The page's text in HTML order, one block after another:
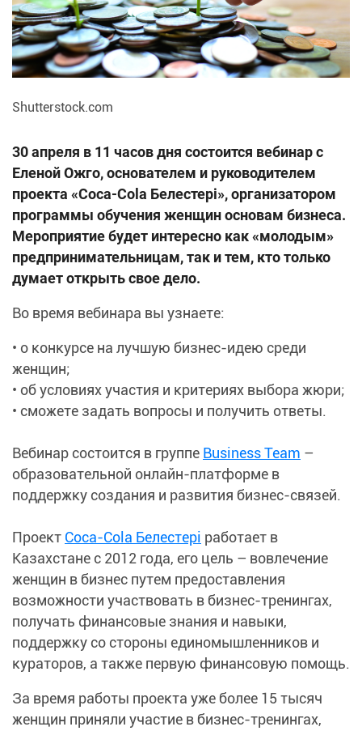
Shutterstock.com
30 апреля в 11 часов дня состоится вебинар с
Еленой Ожго, основателем и руководителем
проекта «Coca-Cola Белестері», организатором
программы обучения женщин основам бизнеса.
Мероприятие будет интересно как «молодым»
предпринимательницам, так и тем, кто только
думает открыть свое дело.
Во время вебинара вы узнаете:
• о конкурсе на лучшую бизнес-идею среди
женщин;
• об условиях участия и критериях выбора жюри;
• сможете задать вопросы и получить ответы.
Вебинар состоится в группе Business Team –
образовательной онлайн-платформе в
поддержку создания и развития бизнес-связей.
Проект Coca-Cola Белестері работает в
Казахстане с 2012 года, его цель – вовлечение
женщин в бизнес путем предоставления
возможности участвовать в бизнес-тренингах,
получать финансовые знания и навыки,
поддержку со стороны единомышленников и
кураторов, а также первую финансовую помощь.
За время работы проекта уже более 15 тысяч
женщин приняли участие в бизнес-тренингах,